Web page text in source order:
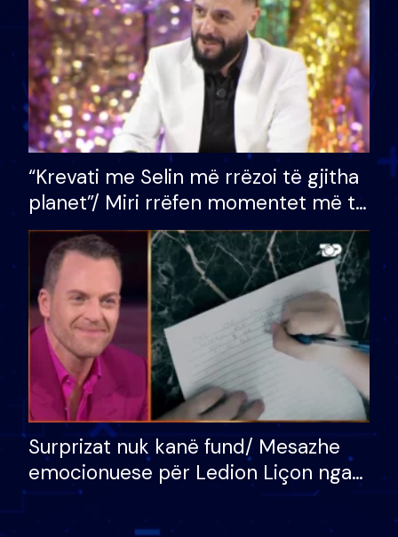
“Krevati me Selin më rrëzoi të gjitha
planet”/ Miri rrëfen momentet më të
bukura në shtëpinë e BB VIP: Do më
mungojë zilja e mëngjesit kur…
Surprizat nuk kanë fund/ Mesazhe
emocionuese për Ledion Liçon nga
nëna dhe fëmijët e tij, moderatori
nuk i mban dot lotët: Nuk meritoj…